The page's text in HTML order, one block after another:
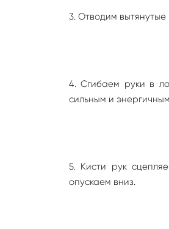
3. Отводим
4. Сгибаем руки в
сильным и
5. Кисти рук
опускаем вниз.